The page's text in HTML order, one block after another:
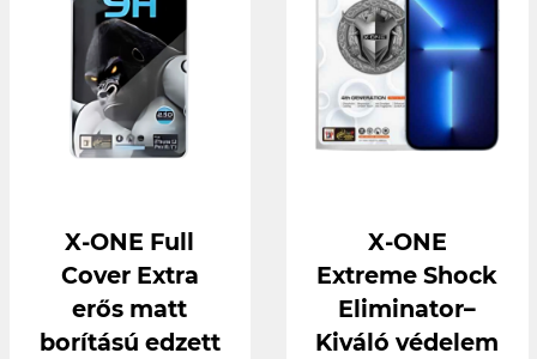
X-ONE Full
Cover Extra
erős matt
borítású edzett
X-ONE
Extreme Shock
Eliminator–
Kiváló védelem